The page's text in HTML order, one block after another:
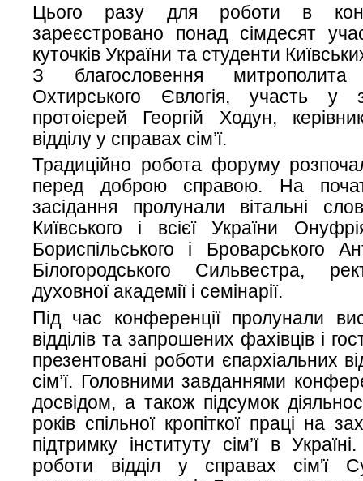
Цього разу для роботи в
зареєстровано понад сімдесят
куточків України та студенти
З благословення
Охтирського Євлогія, участь у
протоієрей Георгій Ходун,
відділу у справах сім’ї.
Традиційно робота форуму
перед доброю справою. На
засідання пролунали вітальні
Київського і всієї України
Бориспільського і Броварського
Білогородського Сильвестра,
духовної академії і семінарії.
Під час конференції пролунали
відділів та запрошених фахівців і
презентовані роботи єпархіальних
сім’ї. Головними завданнями
досвідом, а також підсумок
років спільної кропіткої праці на
підтримку інституту сім’ї в
роботи відділ у справах сім'ї